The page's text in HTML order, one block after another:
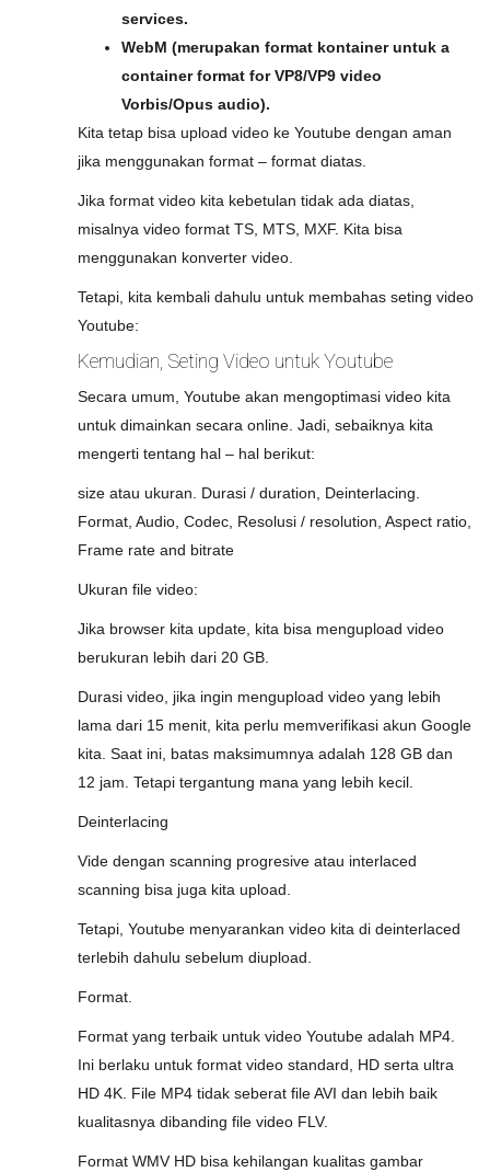
services.
WebM (merupakan format kontainer untuk a
container format for VP8/VP9 video
Vorbis/Opus audio).
Kita tetap bisa upload video ke Youtube dengan aman
jika menggunakan format – format diatas.
Jika format video kita kebetulan tidak ada diatas,
misalnya video format TS, MTS, MXF. Kita bisa
menggunakan konverter video.
Tetapi, kita kembali dahulu untuk membahas seting video
Youtube:
Kemudian, Seting Video untuk Youtube
Secara umum, Youtube akan mengoptimasi video kita
untuk dimainkan secara online. Jadi, sebaiknya kita
mengerti tentang hal – hal berikut:
size atau ukuran. Durasi / duration, Deinterlacing.
Format, Audio, Codec, Resolusi / resolution, Aspect ratio,
Frame rate and bitrate
Ukuran file video:
Jika browser kita update, kita bisa mengupload video
berukuran lebih dari 20 GB.
Durasi video, jika ingin mengupload video yang lebih
lama dari 15 menit, kita perlu memverifikasi akun Google
kita. Saat ini, batas maksimumnya adalah 128 GB dan
12 jam. Tetapi tergantung mana yang lebih kecil.
Deinterlacing
Vide dengan scanning progresive atau interlaced
scanning bisa juga kita upload.
Tetapi, Youtube menyarankan video kita di deinterlaced
terlebih dahulu sebelum diupload.
Format.
Format yang terbaik untuk video Youtube adalah MP4.
Ini berlaku untuk format video standard, HD serta ultra
HD 4K. File MP4 tidak seberat file AVI dan lebih baik
kualitasnya dibanding file video FLV.
Format WMV HD bisa kehilangan kualitas gambar